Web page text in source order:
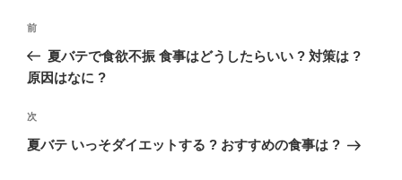
投
ナ
ゲ
ー
過
去
の
稿
前
夏バテで食欲不振 食事はどうしたらいい ? 対策は ?
原因はなに ?
次
の
次
夏バテ いっそダイエットする ? おすすめの食事は ?